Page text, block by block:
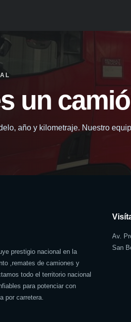
un
año y kilometraje. Nuestro
prestigio nacional en la
,remates de camiones y
todo el territorio nacional
para potenciar con
por carretera.
Av.
San